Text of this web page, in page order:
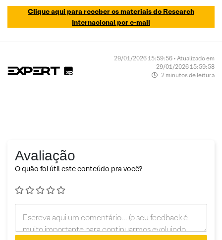
Clique aqui para receber os materiais do Research
Internacional por e-mail
29/01/2026 15:59:56 • Atualizado em
29/01/2026 15:59:58
2 minutos de leitura
Avaliação
O quão foi útil este conteúdo pra você?